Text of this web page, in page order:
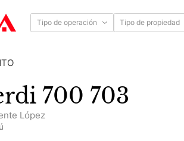
Tipo de operación Tipo de propiedad
700 703
López